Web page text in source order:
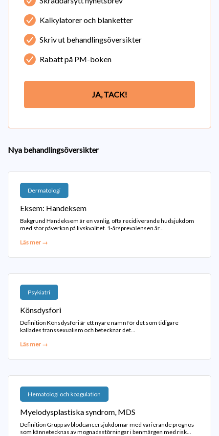
Kalkylatorer och blanketter
Skriv ut behandlingsöversikter
Rabatt på PM-boken
JA, TACK!
Nya behandlingsöversikter
Dermatologi
Eksem: Handeksem
Bakgrund Handeksem är en vanlig, ofta recidiverande hudsjukdom
med stor påverkan på livskvalitet. 1-årsprevalensen är...
Läs mer →
Psykiatri
Könsdysfori
Definition Könsdysfori är ett nyare namn för det som tidigare
kallades transsexualism och betecknar det...
Läs mer →
Hematologi och koagulation
Myelodysplastiska syndrom, MDS
Definition Grupp av blodcancersjukdomar med varierande prognos
som kännetecknas av mognadsstörningar i benmärgen med risk...